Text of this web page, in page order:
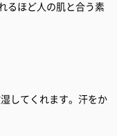
るほど人の肌と合う素
してくれます。汗をか